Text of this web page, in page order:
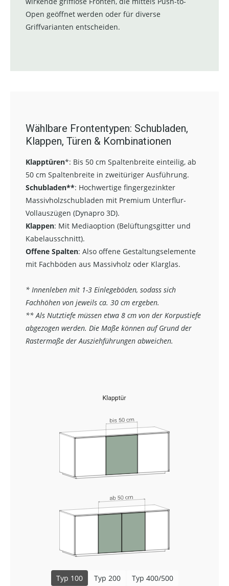
Open geöffnet werden oder für diverse
Griffvarianten entscheiden.
Wählbare Frontentypen: Schubladen,
Klappen, Türen & Kombinationen
Klapptüren*: Bis 50 cm Spaltenbreite einteilig, ab
50 cm Spaltenbreite in zweitüriger Ausführung.
Schubladen**: Hochwertige fingergezinkter
Massivholzschubladen mit Premium Unterflur-
Vollauszügen (Dynapro 3D).
Klappen: Mit Mediaoption (Belüftungsgitter und
Kabelausschnitt).
Offene Spalten: Also offene Gestaltungselemente
mit Fachböden aus Massivholz oder Klarglas.
* Innenleben mit 1-3 Einlegeböden, sodass sich
Fachhöhen von jeweils ca. 30 cm ergeben.
** Als Nutztiefe müssen etwa 8 cm von der Korpustiefe
abgezogen werden. Die Maße können auf Grund der
Rastermaße der Ausziehführungen abweichen.
Typ 100 Typ 200 Typ 400/500